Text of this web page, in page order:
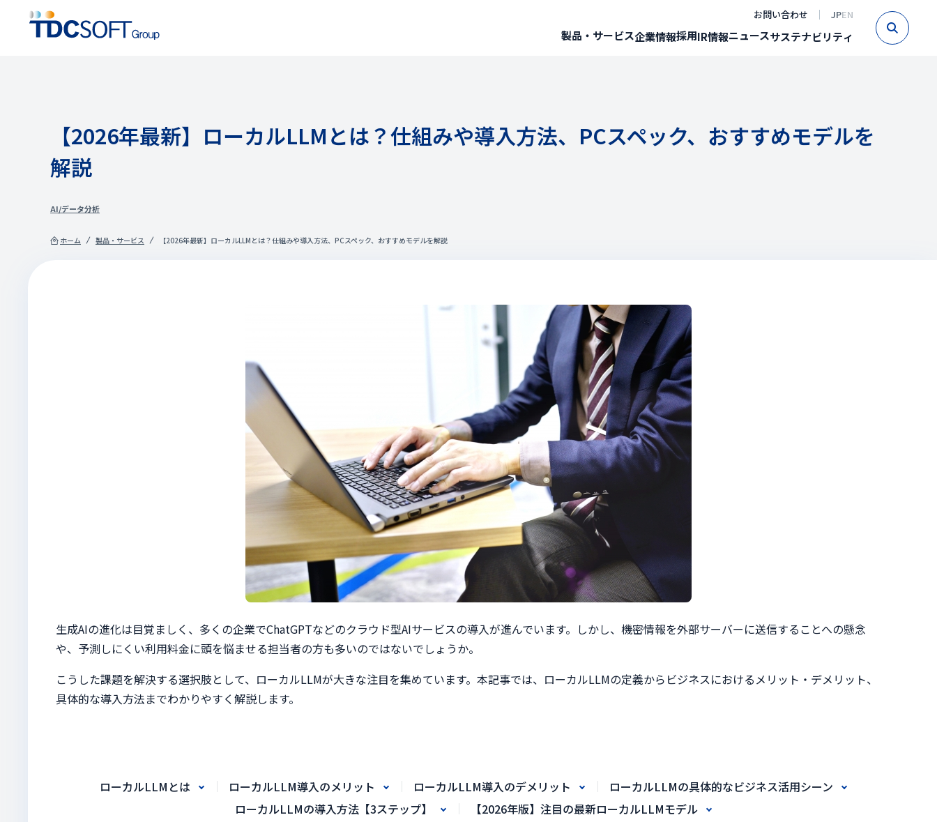
製品・サービス企業情報採用IR情報ニュースサステナビリティ
お問い合わせ JPEN
【2026年最新】ローカルLLMとは？仕組みや導入方法、PCスペック、おすすめモデルを
解説
AI/データ分析
ホーム 製品・サービス 【2026年最新】ローカルLLMとは？仕組みや導入方法、PCスペック、おすすめモデルを解説
生成AIの進化は目覚ましく、多くの企業でChatGPTなどのクラウド型AIサービスの導入が進んでいます。しかし、機密情報を外部サーバーに送信することへの懸念
や、予測しにくい利用料金に頭を悩ませる担当者の方も多いのではないでしょうか。
こうした課題を解決する選択肢として、ローカルLLMが大きな注目を集めています。本記事では、ローカルLLMの定義からビジネスにおけるメリット・デメリット、
具体的な導入方法までわかりやすく解説します。
ローカルLLMとは ローカルLLM導入のメリット ローカルLLM導入のデメリット
ローカルLLMの具体的なビジネス活用シーン
ローカルLLMの導入方法【3ステップ】
【2026年版】注目の最新ローカルLLMモデル